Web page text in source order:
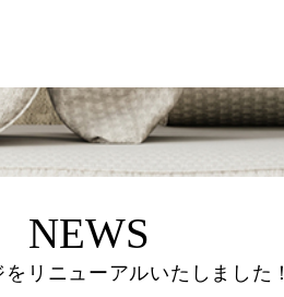
NEWS
リニューアルいたしました！